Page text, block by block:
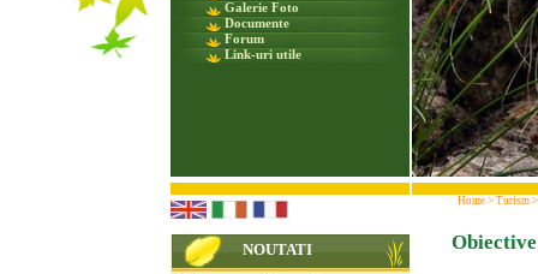
Galerie Foto
Documente
Forum
Link-uri utile
NOUTATI
Home > Turism